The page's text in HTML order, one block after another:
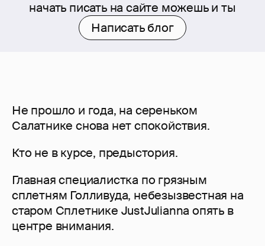
начать писать на сайте можешь и ты
Написать блог
Не прошло и года, на сереньком
Салатнике снова нет спокойствия.
Кто не в курсе, предыстория.
Главная специалистка по грязным
сплетням Голливуда, небезызвестная на
старом Сплетнике JustJulianna опять в
центре внимания.